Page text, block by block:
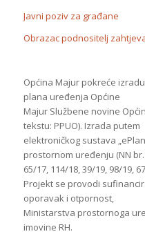
Javni poziv za građane
Obrazac podnositelj
Općina Majur pokreće
plana uređenja Općine
Majur Službene novine
tekstu: PPUO). Izrada putem
elektroničkog sustava
prostornom uređenju (NN br.
65/17, 114/18, 39/19, 98/19,
Projekt se provodi
oporavak i otpornost,
Ministarstva prostornoga
imovine RH.